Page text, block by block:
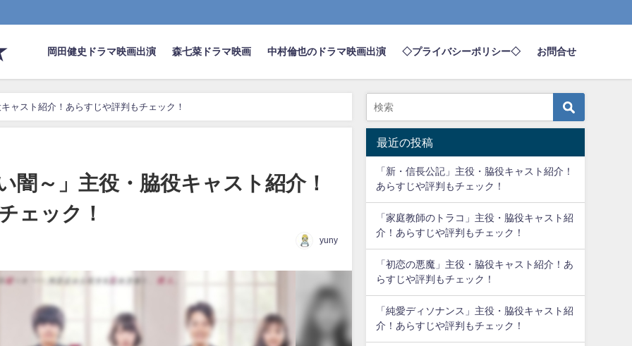
岡田健史ドラマ映画出演 森七菜ドラマ映画 中村倫也のドラマ映画出演 ◇プライバシーポリシー◇ お問合せ
ャスト紹介！あらすじや評判もチェック！
闇～」主役・脇役キャスト紹介！
ェック！
yuny
最近の投稿
「新・信長公記」主役・脇役キャスト紹介！
あらすじや評判もチェック！
「家庭教師のトラコ」主役・脇役キャスト紹
介！あらすじや評判もチェック！
「初恋の悪魔」主役・脇役キャスト紹介！あ
らすじや評判もチェック！
「純愛ディソナンス」主役・脇役キャスト紹
介！あらすじや評判もチェック！